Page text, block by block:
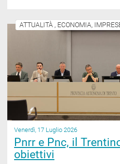
ATTUALITÀ , ECONOMIA,
Venerdì, 17 Luglio 2026
Pnrr e Pnc, il
obiettivi